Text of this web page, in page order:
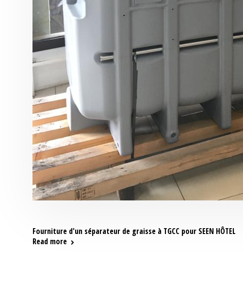
Fourniture d'un séparateur de graisse à TGCC pour SEEN HÔTEL
Read more